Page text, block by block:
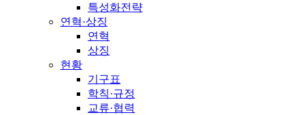
특성화전략
연혁·상징
연혁
상징
현황
기구표
학칙·규정
교류·협력